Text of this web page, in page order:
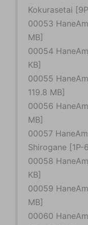
Kokurasetai
00053
MB]
00054
KB]
00055
119.8 MB]
00056
MB]
00057
Shirogane [1P-
00058
KB]
00059
MB]
00060